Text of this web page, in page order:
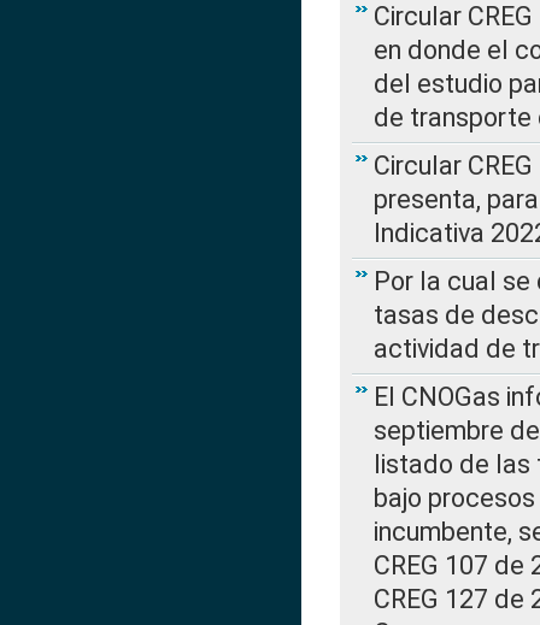
Circular
en donde el
del estudio
de transporte
Circular
presenta,
Indicativa
Por la cual
tasas de
actividad de
El CNOGas
septiembre
listado de las
bajo
incumbente,
CREG 107
CREG 127 de